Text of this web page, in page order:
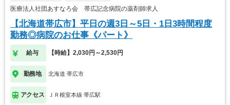
医療法人社団あすなろ会 帯広記念病院の薬剤師求人
【北海道帯広市】平日の週3日～5日・1日3時間程度
勤務◎病院のお仕事《パート》
給与 【時給】2,030円～2,530円
勤務地 北海道 帯広市
アクセス ＪＲ根室本線 帯広駅